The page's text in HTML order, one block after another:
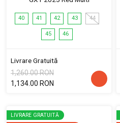
40 41 42 43 44
45 46
Livrare Gratuită
1,260.00 RON
1,134.00 RON
LIVRARE GRATUITĂ